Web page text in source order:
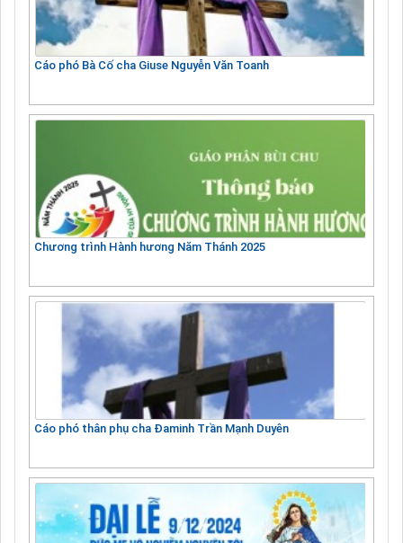
Cáo phó Bà Cố cha Giuse Nguyễn Văn Toanh
Chương trình Hành hương Năm Thánh 2025
Cáo phó thân phụ cha Đaminh Trần Mạnh Duyên